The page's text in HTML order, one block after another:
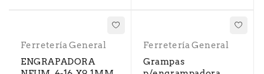
Ferretería General
ENGRAPADORA
Ferretería General
Grampas